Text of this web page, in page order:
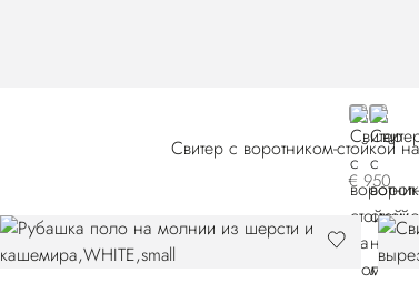
BLUEBLUE
Свитер с воротником-стойкой
€ 950